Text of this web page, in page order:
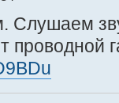
Слушаем
проводной